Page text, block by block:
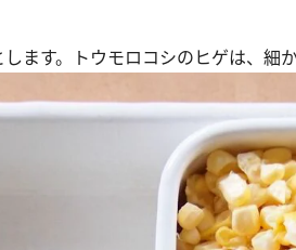
ます。トウモロコシのヒゲは、細か